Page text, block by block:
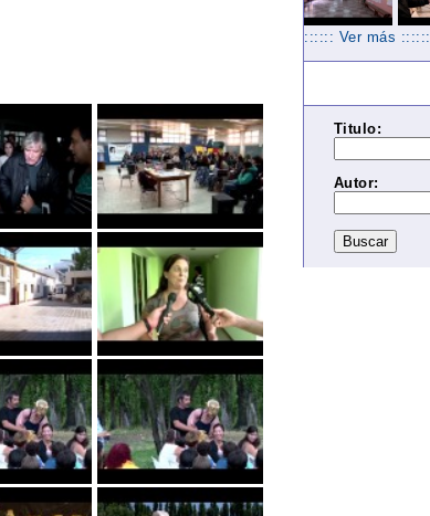
:::::: Ver más ::::::
Titulo:
Autor: